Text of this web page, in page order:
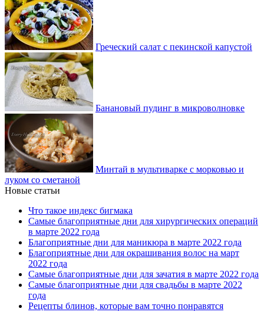
Греческий салат с пекинской капустой
Банановый пудинг в микроволновке
Минтай в мультиварке с морковью и
луком со сметаной
Новые статьи
Что такое индекс бигмака
Самые благоприятные дни для хирургических операций
в марте 2022 года
Благоприятные дни для маникюра в марте 2022 года
Благоприятные дни для окрашивания волос на март
2022 года
Самые благоприятные дни для зачатия в марте 2022 года
Самые благоприятные дни для свадьбы в марте 2022
года
Рецепты блинов, которые вам точно понравятся